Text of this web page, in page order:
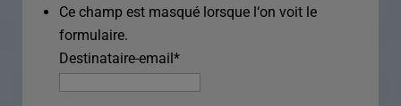
Ce champ est masqué lorsque l‘on voit le
formulaire.
Destinataire-email*